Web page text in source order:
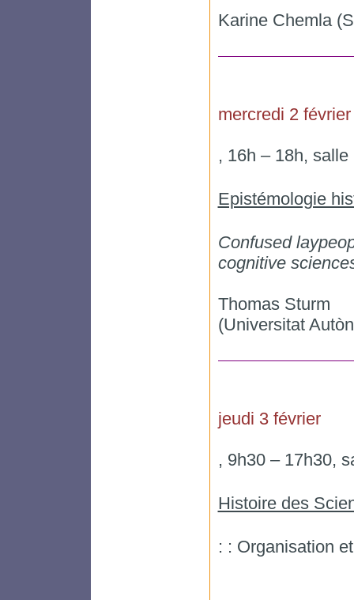
Karine Chemla
mercredi 2 février
, 16h – 18h,
Epistémologie
Confused
cognitive
Thomas Sturm
(Universitat
jeudi 3 février
, 9h30 – 17h30,
Histoire des
: : Organisation